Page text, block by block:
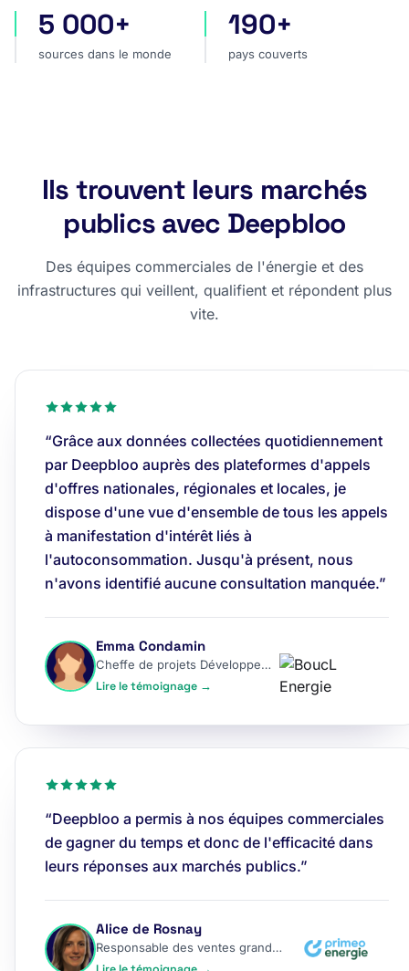
sources dans le monde
5 000+
sources dans le monde
pays couverts
190+
pays couverts
Ils trouvent leurs marchés
publics avec Deepbloo
Des équipes commerciales de l'énergie et des
infrastructures qui veillent, qualifient et répondent plus
vite.
“Grâce aux données collectées quotidiennement
par Deepbloo auprès des plateformes d'appels
d'offres nationales, régionales et locales, je
dispose d'une vue d'ensemble de tous les appels
à manifestation d'intérêt liés à
l'autoconsommation. Jusqu'à présent, nous
n'avons identifié aucune consultation manquée.”
Emma Condamin
Cheffe de projets Développement
Lire le témoignage →
“Deepbloo a permis à nos équipes commerciales
de gagner du temps et donc de l'efficacité dans
leurs réponses aux marchés publics.”
Alice de Rosnay
Responsable des ventes grands comptes